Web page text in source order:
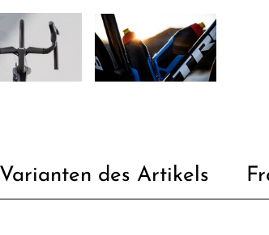
Varianten des Artikels